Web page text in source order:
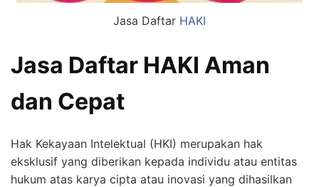
Jasa Daftar HAKI
Jasa Daftar HAKI Aman
dan Cepat
Hak Kekayaan Intelektual (HKI) merupakan hak
eksklusif yang diberikan kepada individu atau entitas
hukum atas karya cipta atau inovasi yang dihasilkan